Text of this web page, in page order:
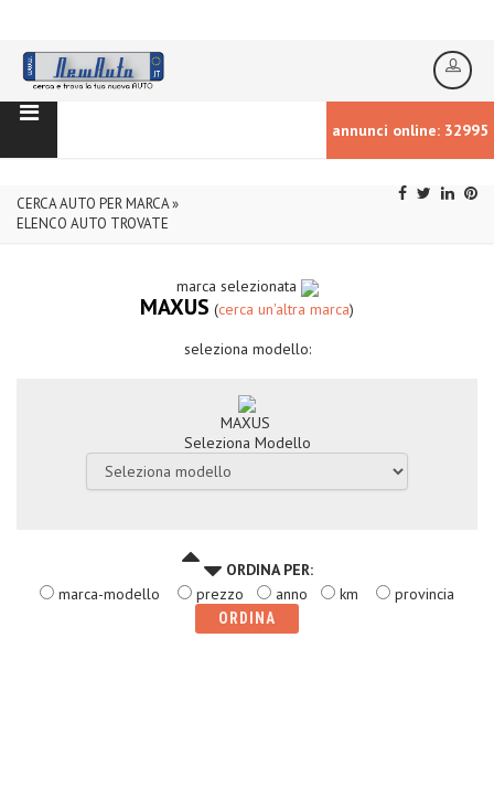
annunci online: 32995
CERCA AUTO PER MARCA »
ELENCO AUTO TROVATE
marca selezionata
MAXUS (cerca un'altra marca)
seleziona modello:
MAXUS
Seleziona Modello
ORDINA PER:
marca-modello
prezzo anno km provincia